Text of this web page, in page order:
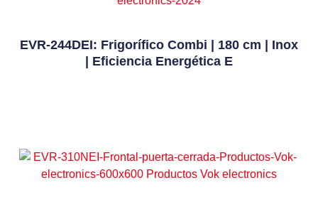
EVR-244DEI: Frigorífico Combi | 180 cm | Inox
| Eficiencia Energética E